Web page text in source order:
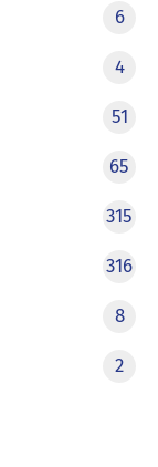
6
4
51
65
315
316
8
2